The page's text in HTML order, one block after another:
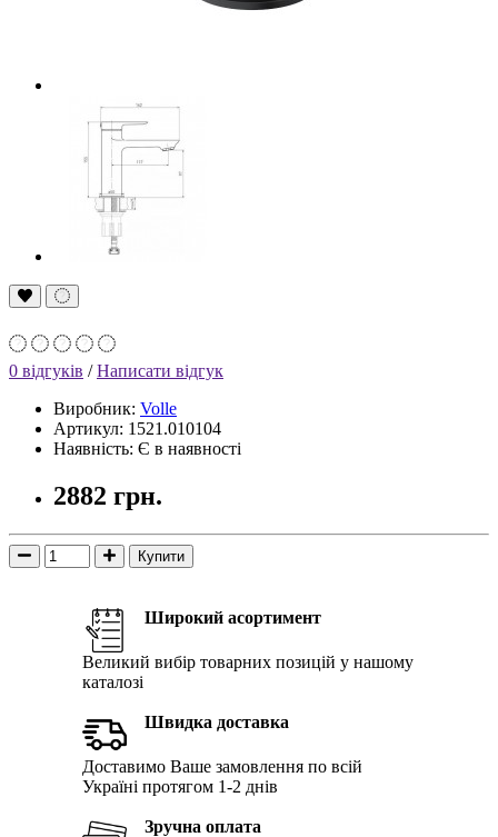
0 відгуків /Написати відгук
Виробник: Volle
Артикул: 1521.010104
Наявність: Є в наявності
2882 грн.
Купити
Широкий асортимент
Великий вибір товарних позицій у нашому
каталозі
Швидка доставка
Доставимо Ваше замовлення по всій
Україні протягом 1-2 днів
Зручна оплата